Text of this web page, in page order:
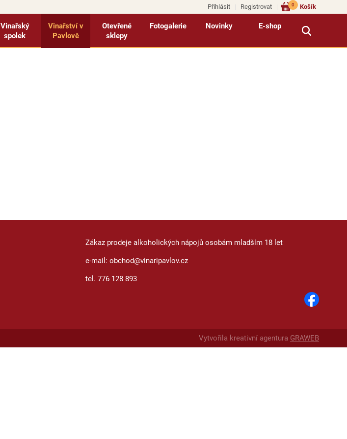
Přihlásit Registrovat Košík
0
Vinařský
spolek
Vinařství v
Pavlově
Otevřené
sklepy
Fotogalerie Novinky E-shop
Zákaz prodeje alkoholických nápojů osobám mladším 18 let
e-mail: obchod@vinaripavlov.cz
tel. 776 128 893
Vytvořila kreativní agentura GRAWEB